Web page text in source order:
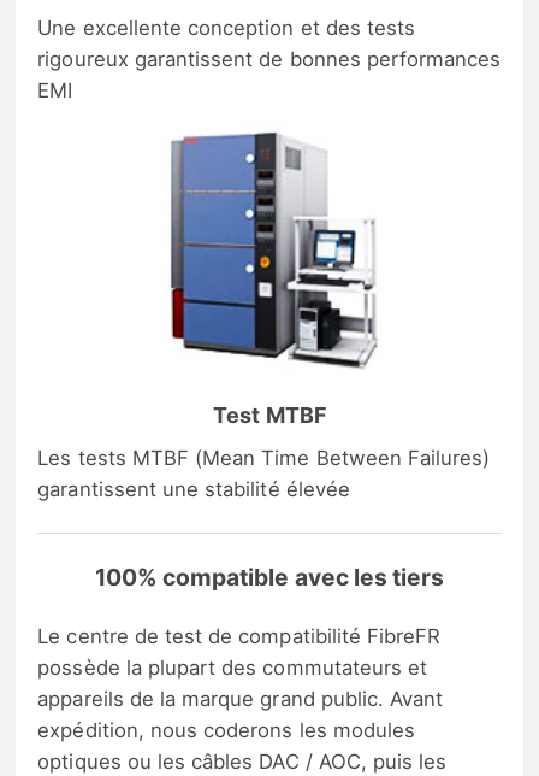
Une excellente conception et des tests
rigoureux garantissent de bonnes performances
EMI
Test MTBF
Les tests MTBF (Mean Time Between Failures)
garantissent une stabilité élevée
100% compatible avec les tiers
Le centre de test de compatibilité FibreFR
possède la plupart des commutateurs et
appareils de la marque grand public. Avant
expédition, nous coderons les modules
optiques ou les câbles DAC / AOC, puis les